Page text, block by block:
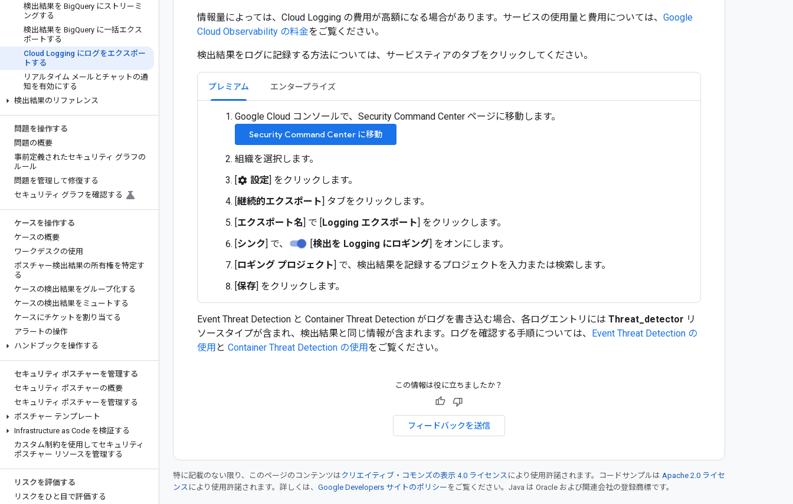
検出結果を BigQuery にストリーミ
ングする
検出結果を BigQuery に一括エクス
ポートする
Cloud Logging にログをエクスポー
トする
リアルタイム メールとチャットの通
知を有効にする
検出結果のリファレンス
問題を操作する
問題の概要
事前定義されたセキュリティ グラフの
ルール
問題を管理して修復する
セキュリティ グラフを確認する
ケースを操作する
ケースの概要
ワークデスクの使用
ポスチャー検出結果の所有権を特定す
る
ケースの検出結果をグループ化する
ケースの検出結果をミュートする
ケースにチケットを割り当てる
アラートの操作
ハンドブックを操作する
セキュリティ ポスチャーを管理する
セキュリティ ポスチャーの概要
セキュリティ ポスチャーを管理する
ポスチャー テンプレート
Infrastructure as Code を検証する
カスタム制約を使用してセキュリティ
ポスチャー リソースを管理する
リスクを評価する
リスクをひと目で評価する
情報量によっては、Cloud Logging の費用が高額になる場合があります。サービスの使用量と費用については、 Google
Cloud Observability の料金をご覧ください。
検出結果をログに記録する方法については、サービスティアのタブをクリックしてください。
プレミアム エンタープライズ
Google Cloud コンソールで、Security Command Center ページに移動します。
Security Command Center に移動
組織を選択します。
[settings 設定] をクリックします。
[継続的エクスポート] タブをクリックします。
[エクスポート名] で [Logging エクスポート] をクリックします。
[シンク] で、 [検出を Logging にロギング] をオンにします。
[ロギング プロジェクト] で、検出結果を記録するプロジェクトを入力または検索します。
[保存] をクリックします。
Event Threat Detection と Container Threat Detection がログを書き込む場合、各ログエントリには Threat_detector リ
ソースタイプが含まれ、検出結果と同じ情報が含まれます。ログを確認する手順については、 Event Threat Detection の
使用 と Container Threat Detection の使用をご覧ください。
この情報は役に立ちましたか？
フィードバックを送信
特に記載のない限り、このページのコンテンツはクリエイティブ・コモンズの表示 4.0 ライセンス により使用許諾されます。コードサンプルは Apache 2.0 ライセ
ンス により使用許諾されます。詳しくは、 Google Developers サイトのポリシー をご覧ください。Java は Oracle および関連会社の登録商標です。